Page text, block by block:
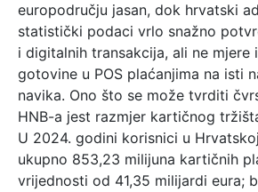
europodručju jasan, dok hrvatski
statistički podaci vrlo snažno
i digitalnih transakcija, ali ne mjere
gotovine u POS plaćanjima na isti
navika. Ono što se može tvrditi
HNB-a jest razmjer kartičnog
U 2024. godini korisnici u
ukupno 853,23 milijuna kartičnih
vrijednosti od 41,35 milijardi eura;